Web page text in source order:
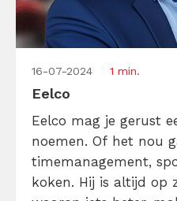
16-07-2024 1 min.
Eelco
Eelco mag je gerust
noemen. Of het nou
timemanagement,
koken. Hij is altijd op